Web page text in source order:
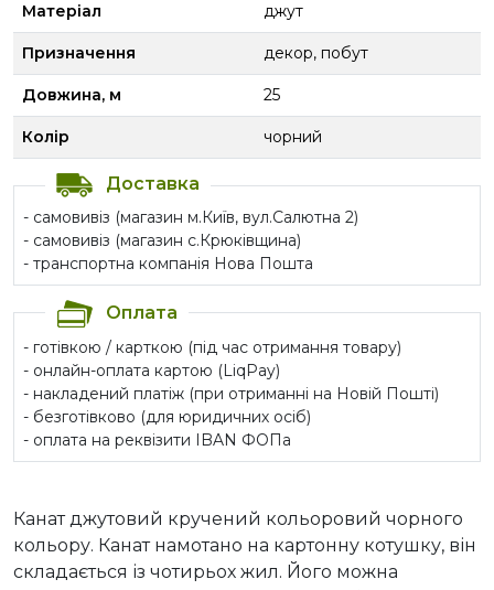
Матеріал джут
Призначення декор, побут
Довжина, м 25
Колір чорний
Доставка
- самовивіз (магазин м.Київ, вул.Салютна 2)
- самовивіз (магазин с.Крюківщина)
- транспортна компанія Нова Пошта
Оплата
- готівкою / карткою (під час отримання товару)
- онлайн-оплата картою (LiqPay)
- накладений платіж (при отриманні на Новій Пошті)
- безготівково (для юридичних осіб)
- оплата на реквізити IBAN ФОПа
Канат джутовий кручений кольоровий чорного
кольору. Канат намотано на картонну котушку, він
складається із чотирьох жил. Його можна